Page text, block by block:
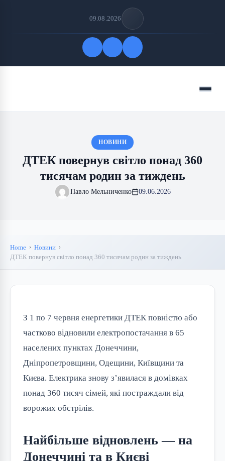
09.08.2026
Menu
НОВИНИ
ДТЕК повернув світло понад 360
тисячам родин за тиждень
Павло Мельниченко 09.06.2026
Home
Новини
ДТЕК повернув світло понад 360 тисячам родин за тиждень
З 1 по 7 червня енергетики ДТЕК повністю або
частково відновили електропостачання в 65
населених пунктах Донеччини,
Дніпропетровщини, Одещини, Київщини та
Києва. Електрика знову з’явилася в домівках
понад 360 тисяч сімей, які постраждали від
ворожих обстрілів.
Найбільше відновлень — на
Донеччині та в Києві